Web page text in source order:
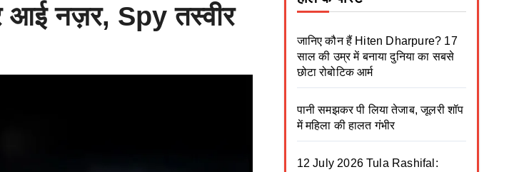
नज़र, Spy तस्वीर
जानिए कौन हैं Hiten Dharpure? 17
साल की उम्र में बनाया दुनिया का सबसे
छोटा रोबोटिक आर्म
पानी समझकर पी लिया तेजाब, जूलरी शॉप
में महिला की हालत गंभीर
12 July 2026 Tula Rashifal: